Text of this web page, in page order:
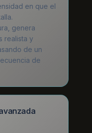
en que el
genera
realista y
de un
de